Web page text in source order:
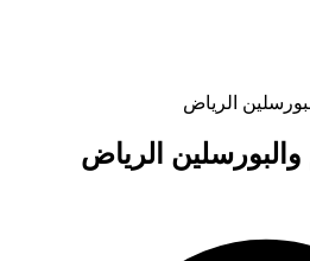
الرياض
الرياض